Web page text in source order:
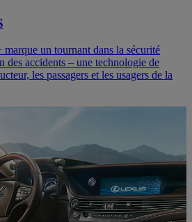
un tournant dans la sécurité
des accidents – une technologie de
les passagers et les usagers de la